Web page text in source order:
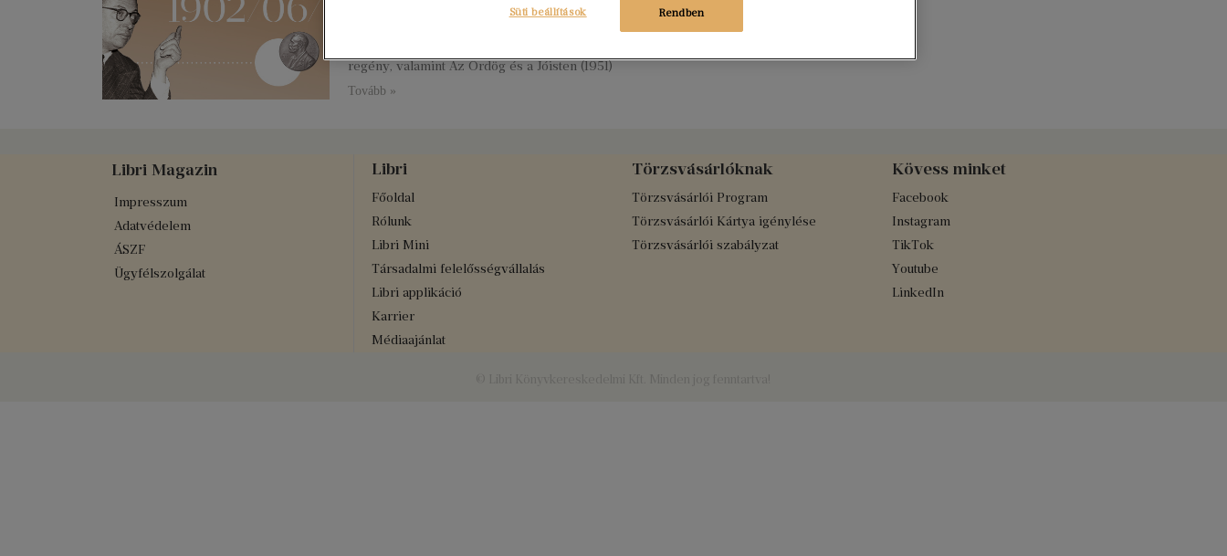
Nincs hozzászólás
Francia filozófus, kritikus, regény- és drámaíró, az egzisztencialista
regény, valamint Az Ördög és a Jóisten (1951)
Tovább »
Libri Magazin
Impresszum
Adatvédelem
ÁSZF
Ügyfélszolgálat
Libri
Főoldal
Rólunk
Libri Mini
Társadalmi felelősségvállalás
Libri applikáció
Karrier
Médiaajánlat
Törzsvásárlóknak
Törzsvásárlói Program
Törzsvásárlói Kártya igénylése
Törzsvásárlói szabályzat
Kövess minket
Facebook
Instagram
TikTok
Youtube
LinkedIn
Rendben
Süti beállítások